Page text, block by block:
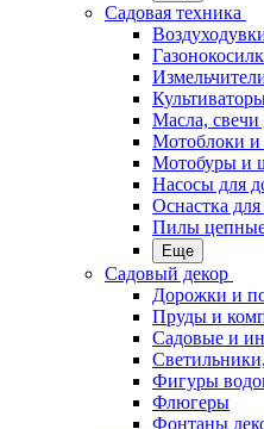
Садовая техника
Масла, свечи
Мотоблоки и
Мотобуры и
Насосы для
Оснастка
Пилы
Еще
Садовый декор
Дорожки и
Пруды и
Садовые и
Фигуры
Флюгеры
Фонтаны